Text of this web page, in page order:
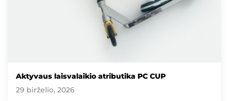
Aktyvaus laisvalaikio atributika PC CUP
29 birželio, 2026